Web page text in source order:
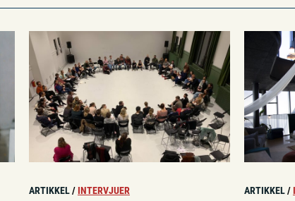
ARTIKKEL/ INTERVJUER ARTIKKEL/